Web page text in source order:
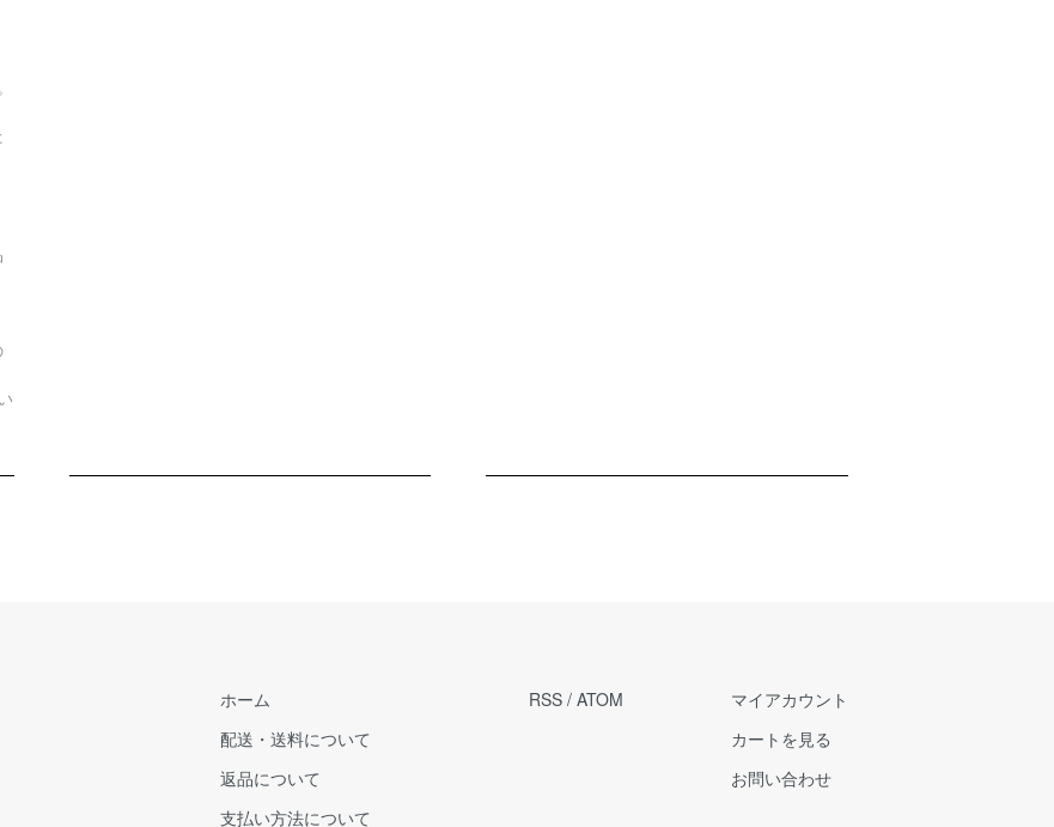
ホーム
配送・送料について
返品について
支払い方法について
RSS / ATOM
マイアカウント
カートを見る
お問い合わせ